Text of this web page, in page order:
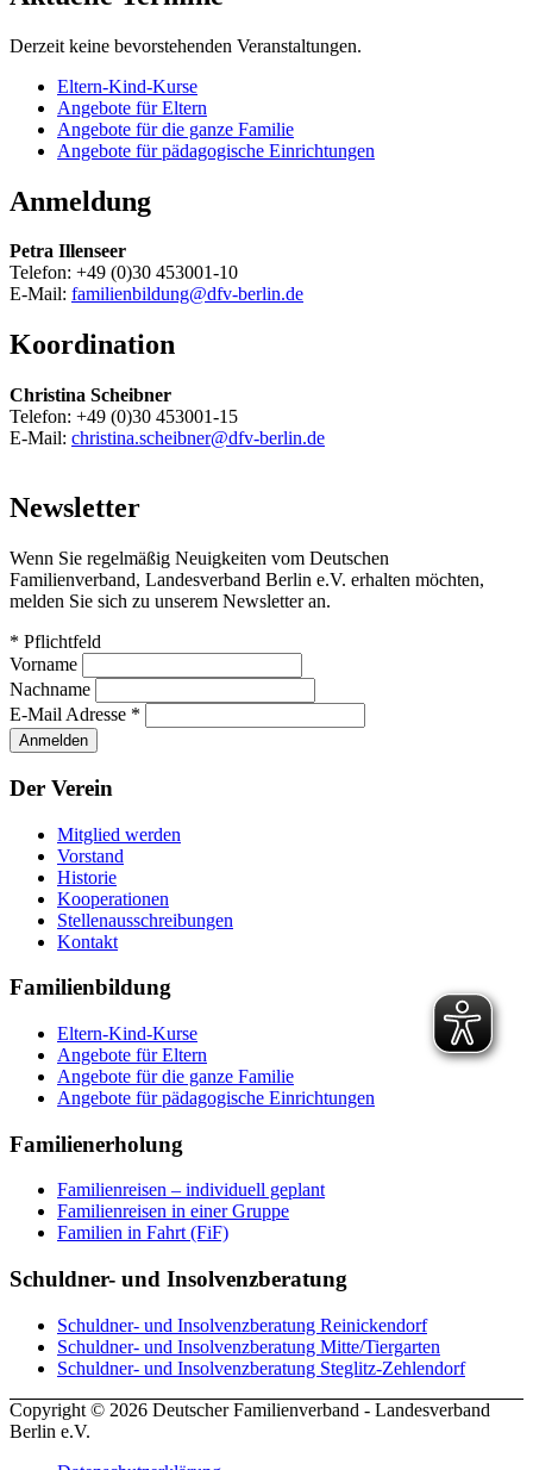
Derzeit keine bevorstehenden Veranstaltungen.
Eltern-Kind-Kurse
Angebote für Eltern
Angebote für die ganze Familie
Angebote für pädagogische Einrichtungen
Anmeldung
Petra Illenseer
Telefon: +49 (0)30 453001-10
E-Mail: familienbildung@dfv-berlin.de
Koordination
Christina Scheibner
Telefon: +49 (0)30 453001-15
E-Mail: christina.scheibner@dfv-berlin.de
Newsletter
Wenn Sie regelmäßig Neuigkeiten vom Deutschen
Familienverband, Landesverband Berlin e.V. erhalten möchten,
melden Sie sich zu unserem Newsletter an.
* Pflichtfeld
Vorname
Nachname
E-Mail Adresse *
Der Verein
Mitglied werden
Vorstand
Historie
Kooperationen
Stellenausschreibungen
Kontakt
Familienbildung
Eltern-Kind-Kurse
Angebote für Eltern
Angebote für die ganze Familie
Angebote für pädagogische Einrichtungen
Familienerholung
Familienreisen – individuell geplant
Familienreisen in einer Gruppe
Familien in Fahrt (FiF)
Schuldner- und Insolvenzberatung
Schuldner- und Insolvenzberatung Reinickendorf
Schuldner- und Insolvenzberatung Mitte/Tiergarten
Schuldner- und Insolvenzberatung Steglitz-Zehlendorf
Copyright © 2026 Deutscher Familienverband - Landesverband
Berlin e.V.